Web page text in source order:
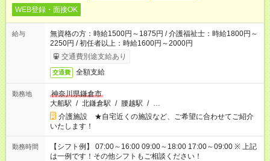
WEB登録・面接OK
給与
無資格の方：時給1500円～1875円 / 介護福祉士：時給1800円～
2250円 / 初任者以上：時給1600円～2000円
交通費別途支給あり
交通費 全額支給
勤務地
神奈川県鎌倉市
大船駅 / 北鎌倉駅 / 腰越駅 / …
介護施設 ★自宅近くの施設など、ご希望に合わせてご紹介
いたします！
勤務時間
【シフト例】 07:00～16:00 09:00～18:00 17:00～09:00 ※ 上記
は一例です！その他シフトもご相談ください！